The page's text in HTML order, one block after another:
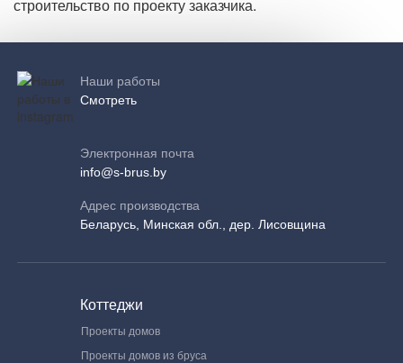
строительство по проекту заказчика.
Наши работы
Смотреть
Электронная почта
info@s-brus.by
Адрес производства
Беларусь, Минская обл., дер. Лисовщина
Коттеджи
Проекты домов
Проекты домов из бруса